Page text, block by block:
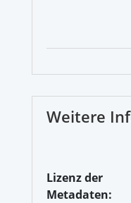
Weitere
Lizenz der
Metadaten: